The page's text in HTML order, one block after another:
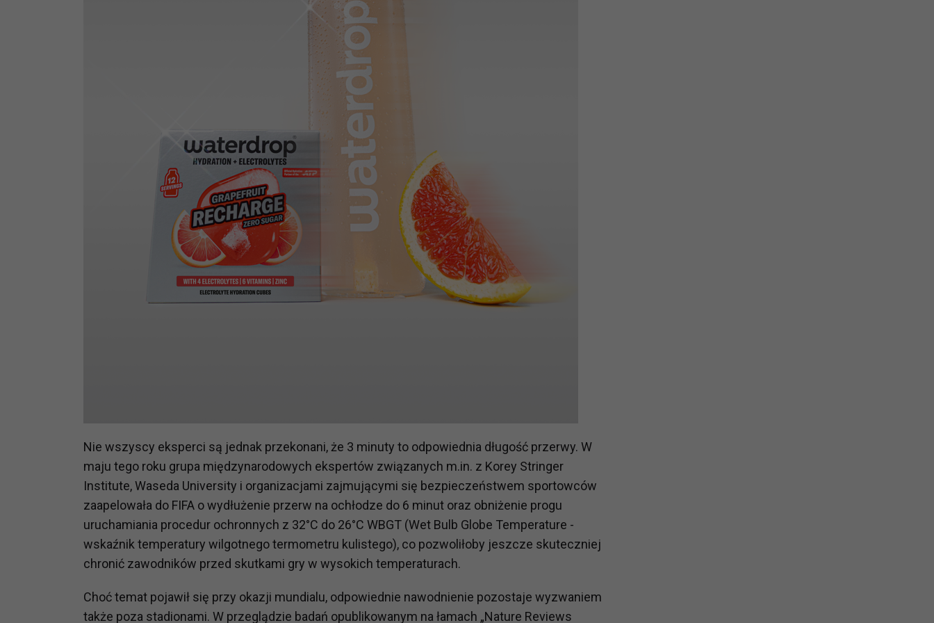
Nie wszyscy eksperci są jednak przekonani, że 3 minuty to odpowiednia długość przerwy. W
maju tego roku grupa międzynarodowych ekspertów związanych m.in. z Korey Stringer
Institute, Waseda University i organizacjami zajmującymi się bezpieczeństwem sportowców
zaapelowała do FIFA o wydłużenie przerw na ochłodze do 6 minut oraz obniżenie progu
uruchamiania procedur ochronnych z 32°C do 26°C WBGT (Wet Bulb Globe Temperature -
wskaźnik temperatury wilgotnego termometru kulistego), co pozwoliłoby jeszcze skuteczniej
chronić zawodników przed skutkami gry w wysokich temperaturach.
Choć temat pojawił się przy okazji mundialu, odpowiednie nawodnienie pozostaje wyzwaniem
także poza stadionami. W przeglądzie badań opublikowanym na łamach „Nature Reviews
Komu możemy przekazać dane?
Zgodnie z obowiązującym prawem Twoje dane możemy przekazywać podmiotom przetwarzającym je na nasze zlecenie,
np. agencjom marketingowym, podwykonawcom naszych usług oraz podmiotom uprawnionym do uzyskania danych na podstawie
obowiązującego prawa np. sądy lub organy ścigania – oczywiście tylko gdy wystąpią z żądaniem w oparciu o stosowną podstawę
prawną. Pragniemy też wspomnieć, że na większości stron internetowych dane o ruchu użytkowników zbierane są przez naszych
Jakie masz prawa w stosunku do Twoich danych?
Masz między innymi prawo do żądania dostępu do danych, sprostowania, usunięcia lub ograniczenia ich przetwarzania. Możesz
także wycofać zgodę na przetwarzanie danych osobowych, zgłosić sprzeciw oraz skorzystać z innych praw wymienionych
szczegółowo tutaj.
Jakie są podstawy prawne przetwarzania Twoich danych?
Każde przetwarzanie Twoich danych musi być oparte na właściwej, zgodnej z obowiązującymi przepisami, podstawie prawnej.
Podstawą prawną przetwarzania Twoich danych w celu świadczenia usług, w tym dopasowywania ich do Twoich zainteresowań,
analizowania ich i udoskonalania oraz zapewniania ich bezpieczeństwa jest niezbędność do wykonania umów o ich świadczenie
(tymi umowami są zazwyczaj regulaminy lub podobne dokumenty dostępne w usługach, z których korzystasz). Taką podstawą